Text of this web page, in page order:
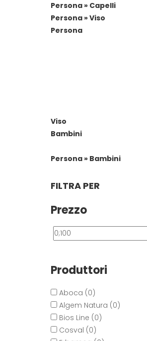
Persona » Capelli
Persona » Viso
Persona
Viso
Bambini
Persona » Bambini
FILTRA PER
Prezzo
Produttori
Aboca (0)
Algem Natura (0)
Bios Line (0)
Cosval (0)